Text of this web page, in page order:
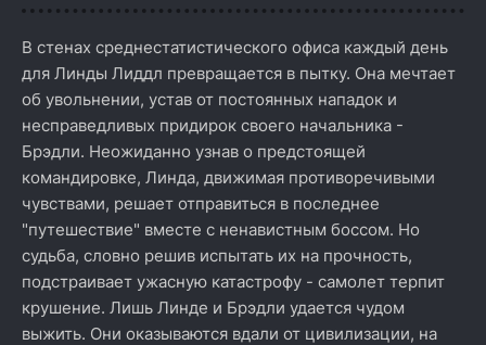
В стенах среднестатистического офиса каждый день
для Линды Лиддл превращается в пытку. Она мечтает
об увольнении, устав от постоянных нападок и
несправедливых придирок своего начальника -
Брэдли. Неожиданно узнав о предстоящей
командировке, Линда, движимая противоречивыми
чувствами, решает отправиться в последнее
"путешествие" вместе с ненавистным боссом. Но
судьба, словно решив испытать их на прочность,
подстраивает ужасную катастрофу - самолет терпит
крушение. Лишь Линде и Брэдли удается чудом
выжить. Они оказываются вдали от цивилизации, на